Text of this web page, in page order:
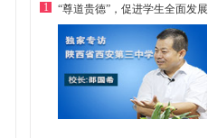
1 “尊道贵德”，促进学生全面发展